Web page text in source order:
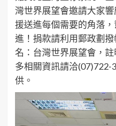
灣世界展望會邀請大家
援送進每個需要的角落
進！捐款請利用郵政劃
名：台灣世界展望會，
多相關資訊請洽(07)722-
供。